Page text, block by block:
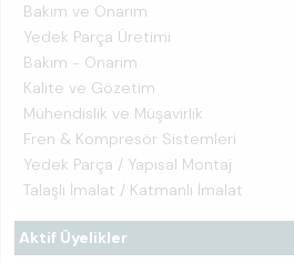
Bakım ve Onarım
Yedek Parça Üretimi
Bakım - Onarım
Kalite ve Gözetim
Mühendislik ve Müşavirlik
Fren & Kompresör Sistemleri
Yedek Parça / Yapısal Montaj
Talaşlı İmalat / Katmanlı İmalat
Aktif Üyelikler